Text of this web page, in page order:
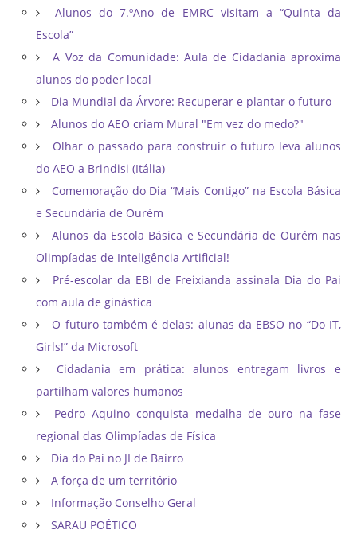
Alunos do 7.ºAno de EMRC visitam a “Quinta da
Escola”
A Voz da Comunidade: Aula de Cidadania aproxima
alunos do poder local
Dia Mundial da Árvore: Recuperar e plantar o futuro
Alunos do AEO criam Mural "Em vez do medo?"
Olhar o passado para construir o futuro leva alunos
do AEO a Brindisi (Itália)
Comemoração do Dia “Mais Contigo” na Escola Básica
e Secundária de Ourém
Alunos da Escola Básica e Secundária de Ourém nas
Olimpíadas de Inteligência Artificial!
Pré-escolar da EBI de Freixianda assinala Dia do Pai
com aula de ginástica
O futuro também é delas: alunas da EBSO no “Do IT,
Girls!” da Microsoft
Cidadania em prática: alunos entregam livros e
partilham valores humanos
Pedro Aquino conquista medalha de ouro na fase
regional das Olimpíadas de Física
Dia do Pai no JI de Bairro
A força de um território
Informação Conselho Geral
SARAU POÉTICO